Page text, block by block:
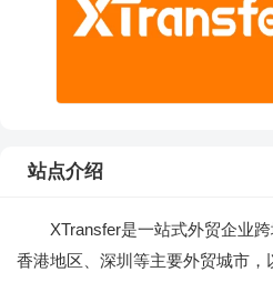
站点介绍
XTransfer是一站式外贸企业
香港地区、深圳等主要外贸城市，